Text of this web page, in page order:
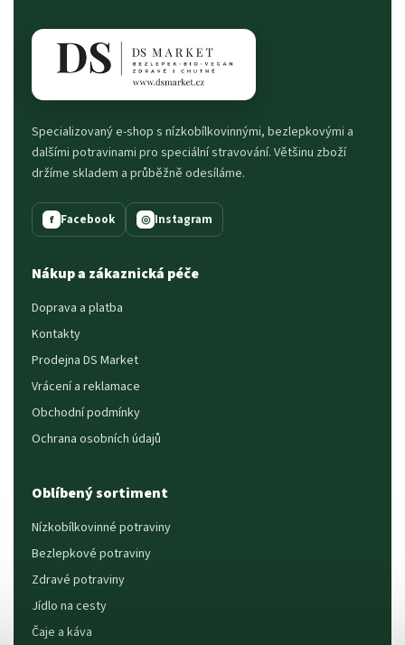
Specializovaný e-shop s nízkobílkovinnými, bezlepkovými a
dalšími potravinami pro speciální stravování. Většinu zboží
držíme skladem a průběžně odesíláme.
f Facebook ◎ Instagram
Nákup a zákaznická péče
Doprava a platba
Kontakty
Prodejna DS Market
Vrácení a reklamace
Obchodní podmínky
Ochrana osobních údajů
Oblíbený sortiment
Nízkobílkovinné potraviny
Bezlepkové potraviny
Zdravé potraviny
Jídlo na cesty
Čaje a káva